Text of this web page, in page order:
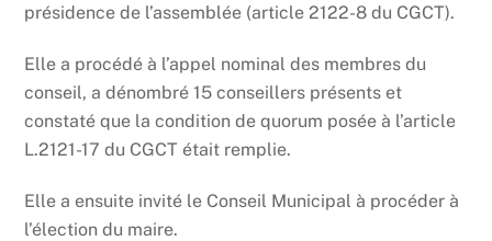
présidence de l’assemblée (article 2122-8 du CGCT).
Elle a procédé à l’appel nominal des membres du
conseil, a dénombré 15 conseillers présents et
constaté que la condition de quorum posée à l’article
L.2121-17 du CGCT était remplie.
Elle a ensuite invité le Conseil Municipal à procéder à
l’élection du maire.